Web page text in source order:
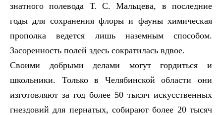
знатного полевода Т. С. Мальцева, в последние
годы для сохранения флоры и фауны химическая
прополка ведется лишь наземным способом.
Засоренность полей здесь сократилась вдвое.
Своими добрыми делами могут гордиться и
школьники. Только в Челябинской области они
изготовляют за год более 50 тысяч искусственных
гнездовий для пернатых, собирают более 20 тысяч